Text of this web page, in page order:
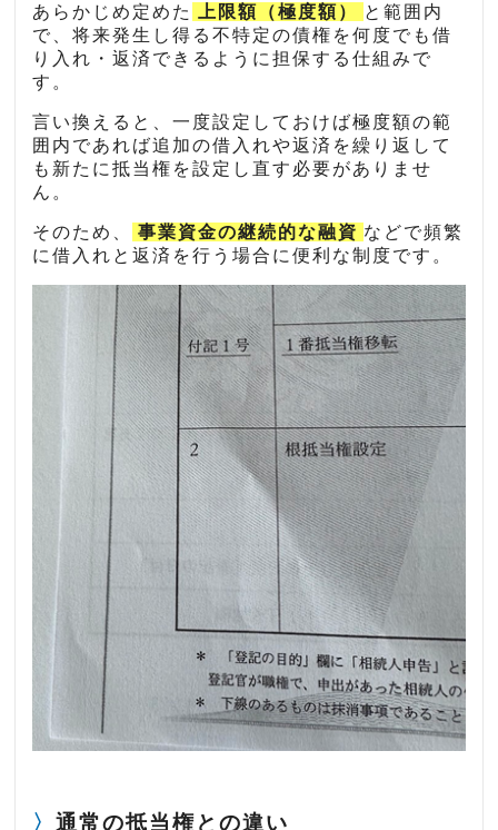
あらかじめ定めた
上限額（極度額）
と範囲内
で、将来発生し得る不特定の債権を何度でも借
り入れ・返済できるように担保する仕組みで
す。
言い換えると、一度設定しておけば極度額の範
囲内であれば追加の借入れや返済を繰り返して
も新たに抵当権を設定し直す必要がありませ
ん。
そのため、 事業資金の継続的な融資 などで頻繁
に借入れと返済を行う場合に便利な制度です。
通常の抵当権との違い